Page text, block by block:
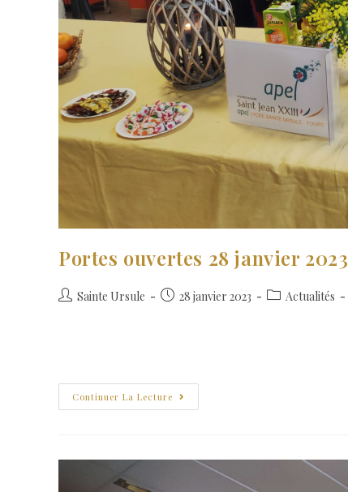
Portes ouvertes 28 janvier 2023
Sainte Ursule 28 janvier 2023 Actualités
Continuer La Lecture